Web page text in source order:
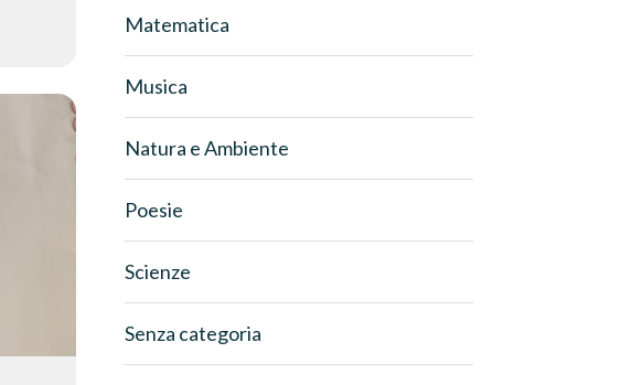
Matematica
Musica
Natura e Ambiente
Poesie
Scienze
Senza categoria